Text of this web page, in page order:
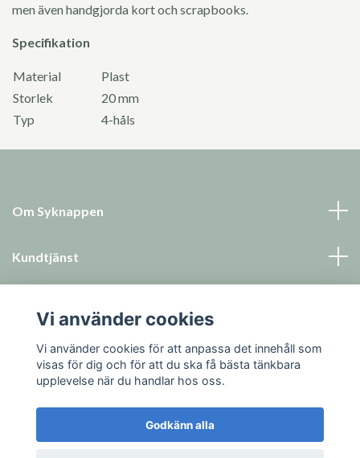
men även handgjorda kort och scrapbooks.
Specifikation
Material
Plast
Storlek
20 mm
Typ
4-håls
Om Syknappen
Kundtjänst
Sociala medier
Vi använder cookies
Vi använder cookies för att anpassa det innehåll som
visas för dig och för att du ska få bästa tänkbara
upplevelse när du handlar hos oss.
Godkänn alla